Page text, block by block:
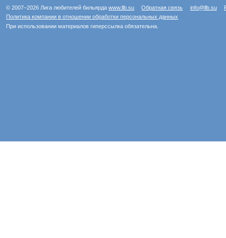
© 2007–2026 Лига любителей бильярдаwww.llb.su Обратная связь info@llb.su
Политика компании в отношении обработки персональных данных
При использовании материалов гиперссылка обязательна.